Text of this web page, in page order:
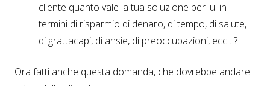
cliente quanto vale la tua soluzione per lui in
termini di risparmio di denaro, di tempo, di salute,
di grattacapi, di ansie, di preoccupazioni, ecc…?
Ora fatti anche questa domanda, che dovrebbe andare